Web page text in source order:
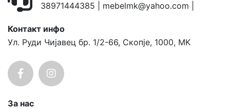
38971444385
mebelmk@yahoo.com
Контакт инфо
Ул. Руди Чијавец бр. 1/2-66, Скопје, 1000, MK
За нас